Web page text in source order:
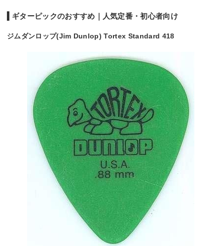
ギターピックのおすすめ｜人気定番・初心者向け
ジムダンロップ(Jim Dunlop) Tortex Standard 418